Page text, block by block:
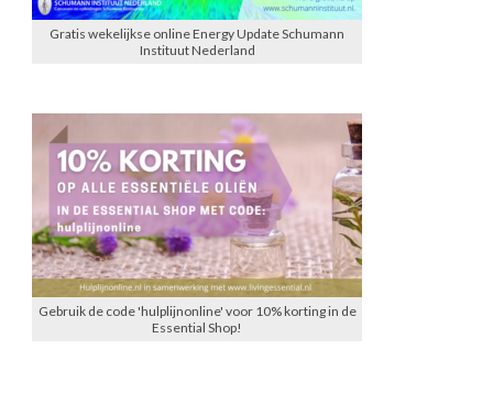
Gratis wekelijkse online Energy Update Schumann
Instituut Nederland
Gebruik de code 'hulplijnonline' voor 10% korting in de
Essential Shop!